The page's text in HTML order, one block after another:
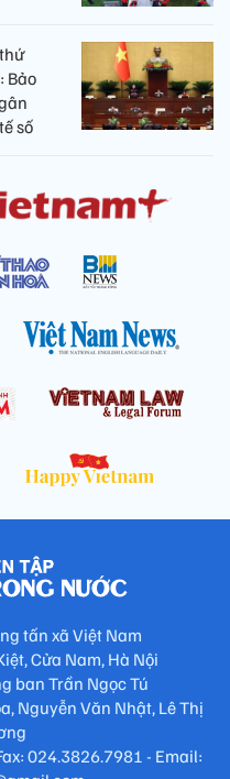
Bảo
số
tấn xã Việt Nam
Cửa Nam, Hà Nội
ban Trần Ngọc Tú
Nguyễn Văn Nhật, Lê Thị
024.3826.7981 - Email: